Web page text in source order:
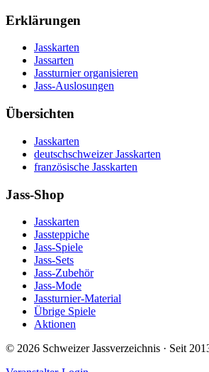
Erklärungen
Jasskarten
Jassarten
Jassturnier organisieren
Jass-Auslosungen
Übersichten
Jasskarten
deutschschweizer Jasskarten
französische Jasskarten
Jass-Shop
Jasskarten
Jassteppiche
Jass-Spiele
Jass-Sets
Jass-Zubehör
Jass-Mode
Jassturnier-Material
Übrige Spiele
Aktionen
© 2026 Schweizer Jassverzeichnis · Seit